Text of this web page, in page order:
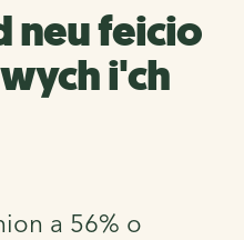
neu feicio
i'ch
a 56% o